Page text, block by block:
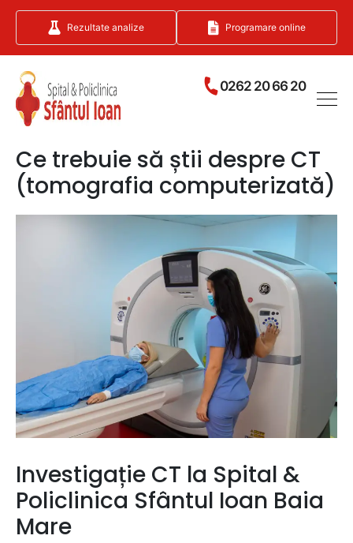
0262 20 66 20
Rezultate analize Programare online
Ce trebuie să știi despre CT
(tomografia computerizată)
Investigație CT la Spital &
Policlinica Sfântul Ioan Baia
Mare